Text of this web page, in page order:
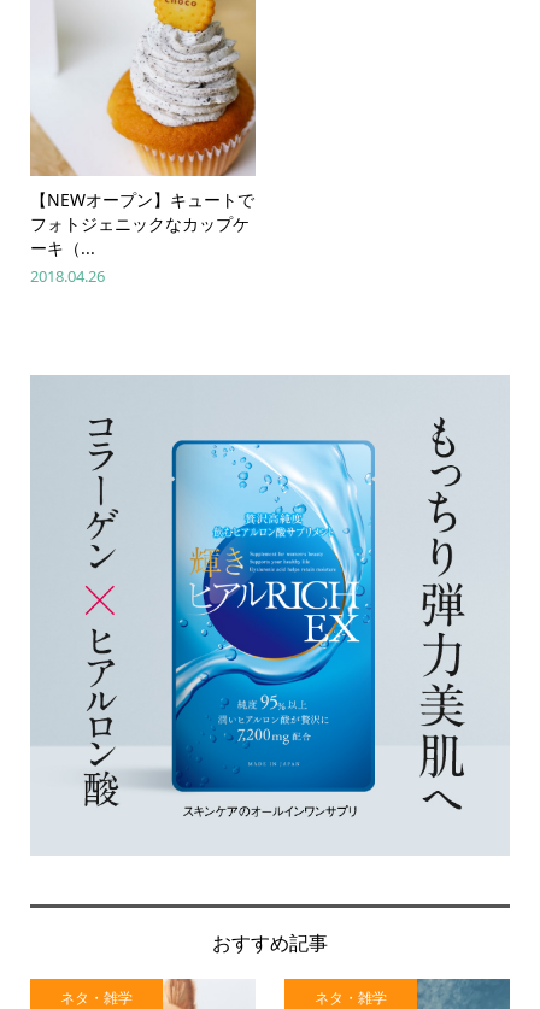
【NEWオープン】キュートで
フォトジェニックなカップケ
ーキ（...
2018.04.26
おすすめ記事
ネタ・雑学 ネタ・雑学